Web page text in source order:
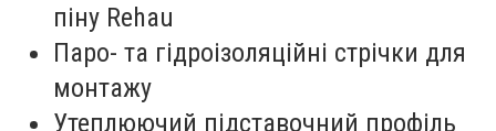
піну Rehau
Паро- та гідроізоляційні стрічки для
монтажу
Утеплюючий підставочний профіль